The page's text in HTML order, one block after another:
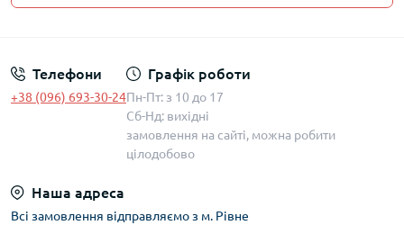
Телефони
+38 (096) 693-30-24
Графік роботи
Пн-Пт: з 10 до 17
Сб-Нд: вихідні
замовлення на сайті, можна робити
цілодобово
Наша адреса
Всі замовлення відправляємо з м. Рівне